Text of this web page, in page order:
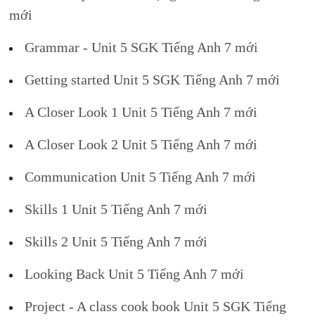
mới
Grammar - Unit 5 SGK Tiếng Anh 7 mới
Getting started Unit 5 SGK Tiếng Anh 7 mới
A Closer Look 1 Unit 5 Tiếng Anh 7 mới
A Closer Look 2 Unit 5 Tiếng Anh 7 mới
Communication Unit 5 Tiếng Anh 7 mới
Skills 1 Unit 5 Tiếng Anh 7 mới
Skills 2 Unit 5 Tiếng Anh 7 mới
Looking Back Unit 5 Tiếng Anh 7 mới
Project - A class cook book Unit 5 SGK Tiếng